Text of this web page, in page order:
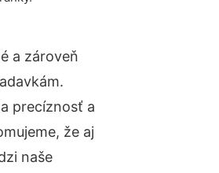
a zároveň
precíznosť a
že aj
naše